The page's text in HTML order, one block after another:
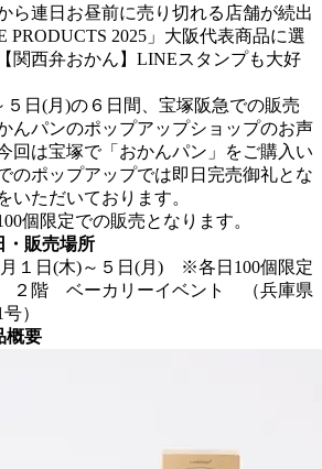
ら連日お昼前に売り切れる店舗が続出
PRODUCTS 2025」大阪代表商品に選
関西弁おかん】LINEスタンプも大好
日(月)の６日間、宝塚阪急での販売
んパンのポップアップショップのお声
回は宝塚で「おかんパン」をご購入い
のポップアップでは即日完売御礼とな
いただいております。
個限定での販売となります。
・販売場所
１日(木)～５日(月) ※各日100個限定
２階 ベーカリーイベント （兵庫県
）
概要